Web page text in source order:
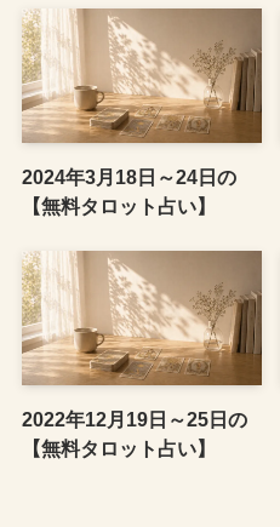
2024年3月18日～24日の
【無料タロット占い】
2022年12月19日～25日の
【無料タロット占い】